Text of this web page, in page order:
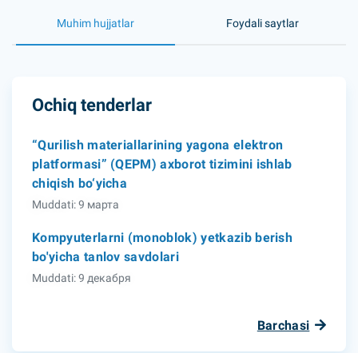
Muhim hujjatlar Foydali saytlar
Ochiq tenderlar
“Qurilish materiallarining yagona elektron
platformasi” (QEPM) axborot tizimini ishlab
chiqish bo‘yicha
Muddati: 9 марта
Kompyuterlarni (monoblok) yetkazib berish
bo'yicha tanlov savdolari
Muddati: 9 декабря
Barchasi